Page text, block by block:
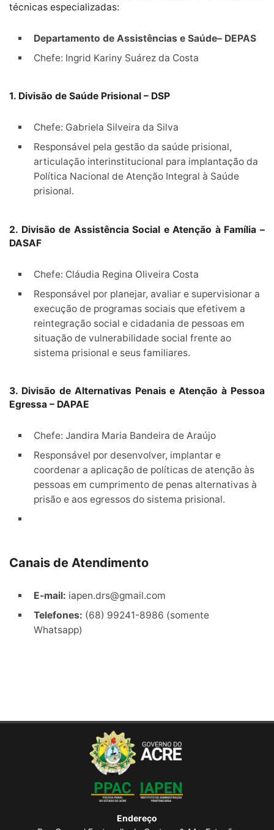
técnicas especializadas:
Departamento de Assistências e Saúde– DEPAS
Chefe: Ingrid Kariny Suárez da Costa
1. Divisão de Saúde Prisional – DSP
Chefe: Gabriela Silveira da Silva
Responsável pela gestão da saúde prisional,
articulação interinstitucional para implantação da
Política Nacional de Atenção Integral à Saúde
prisional.
2. Divisão de Assistência Social e Atenção à Família –
DASAF
Chefe: Cláudia Regina Oliveira Costa
Responsável por planejar, avaliar e supervisionar a
execução de programas sociais que efetivem a
reintegração social e cidadania de pessoas em
situação de vulnerabilidade social frente ao
sistema prisional e seus familiares.
3. Divisão de Alternativas Penais e Atenção à Pessoa
Egressa – DAPAE
Chefe: Jandira Maria Bandeira de Araújo
Responsável por desenvolver, implantar e
coordenar a aplicação de políticas de atenção às
pessoas em cumprimento de penas alternativas à
prisão e aos egressos do sistema prisional.
Canais de Atendimento
E-mail: iapen.drs@gmail.com
Telefones: (68) 99241-8986 (somente
Whatsapp)
Endereço